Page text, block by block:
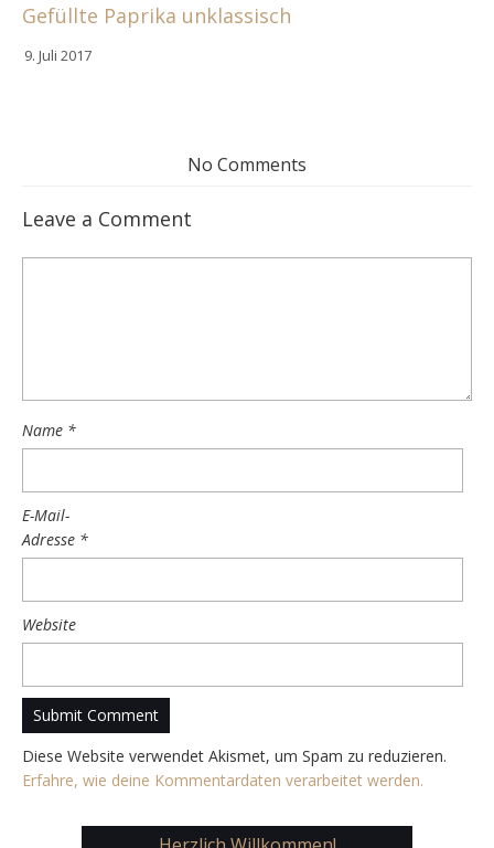
Gefüllte Paprika unklassisch
9. Juli 2017
No Comments
Leave a Comment
Name *
E-Mail-
Adresse *
Website
Diese Website verwendet Akismet, um Spam zu reduzieren.
Erfahre, wie deine Kommentardaten verarbeitet werden.